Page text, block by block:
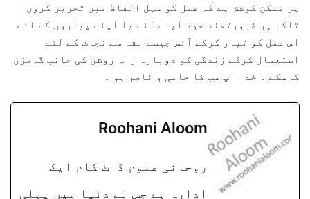
ہر ممکن کوشش ہے کہ عمل کو سہل الفاظ میں تحریر کروں
تاکہ ہر ضرورتمند خود اپنے لئے یا اپنے پیاروں کے لئے
اس عمل کو تیار کرکے آئس جیسے نشہ سے نجات کے لئے
استعمال کرکے زندگی کو دوبارہ راہ روشن کی جانب گامزن
کرسکے ۔ خدا آپ سب کا حامی و ناصر ہو ۔
Roohani Aloom
روحانی علوم ڈاٹ کام ایک
ادارہ ہے جس نے دنیا میں پہلی